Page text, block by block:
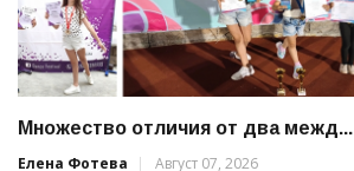
Множество отличия от два межд...
Елена Фотева
Август 07, 2026